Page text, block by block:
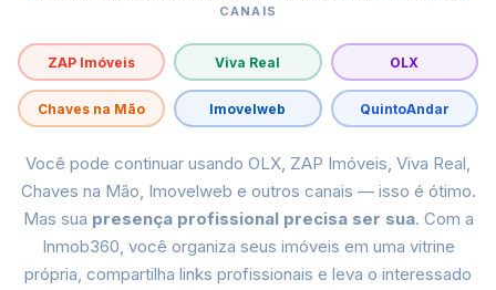
CANAIS
ZAP Imóveis Viva Real OLX
Chaves na Mão Imovelweb QuintoAndar
Você pode continuar usando OLX, ZAP Imóveis, Viva Real,
Chaves na Mão, Imovelweb e outros canais — isso é ótimo.
Mas sua presença profissional precisa ser sua. Com a
Inmob360, você organiza seus imóveis em uma vitrine
própria, compartilha links profissionais e leva o interessado